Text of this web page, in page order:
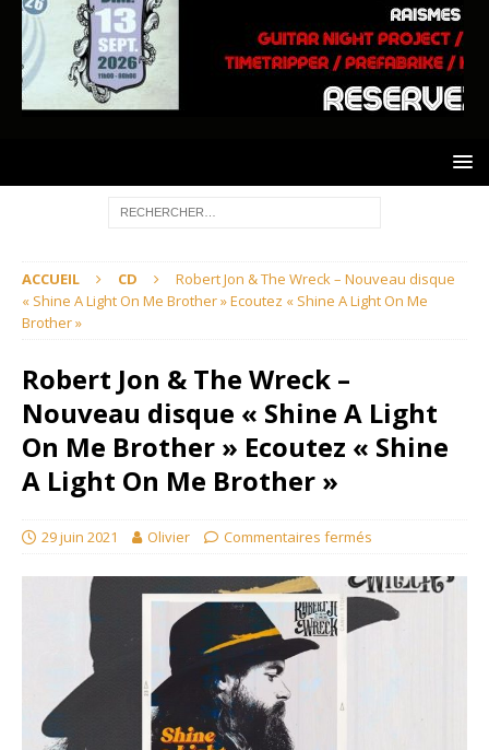
ACCUEIL CD
Robert Jon & The Wreck – Nouveau disque
« Shine A Light On Me Brother » Ecoutez « Shine A Light On Me
Brother »
Robert Jon & The Wreck –
Nouveau disque « Shine A Light
On Me Brother » Ecoutez « Shine
A Light On Me Brother »
29 juin 2021 Olivier Commentaires fermés